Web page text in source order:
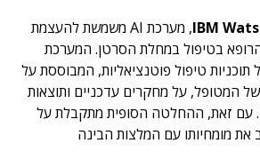
IBM
, מערכת AI משמשת להעצמת
בטיפול במחלת הסרטן. המערכת
טיפול פוטנציאליות, המבוססת על
המטופל, על מחקרים עדכניים ותוצאות
עם זאת, ההחלטה הסופית מתקבלת על
את מומחיותו עם המלצות הבינה